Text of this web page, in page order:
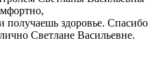
получаешь здоровье. Спасибо
Светлане Васильевне.